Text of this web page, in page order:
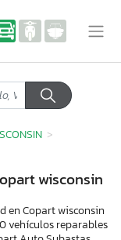
wisconsin
en Copart wisconsin
vehículos reparables